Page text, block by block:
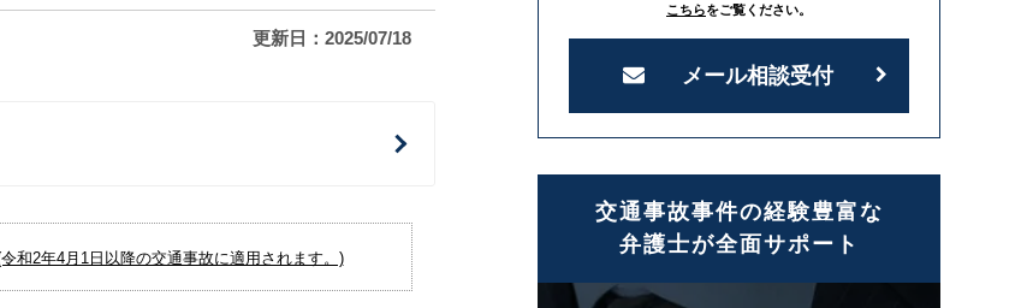
更新日：2025/07/18
和2年4月1日以降の交通事故に適用されます。)
こちらをご覧ください。
メール相談受付
交通事故事件の経験豊富な
弁護士が全面サポート